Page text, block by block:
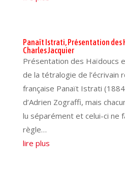
Panaït Istrati, Présentation des
Charles Jacquier
Présentation des Haïdoucs
de la tétralogie de l’écrivain
française Panaït Istrati
d’Adrien Zograffi, mais
lu séparément et celui-ci ne
règle…
lire plus